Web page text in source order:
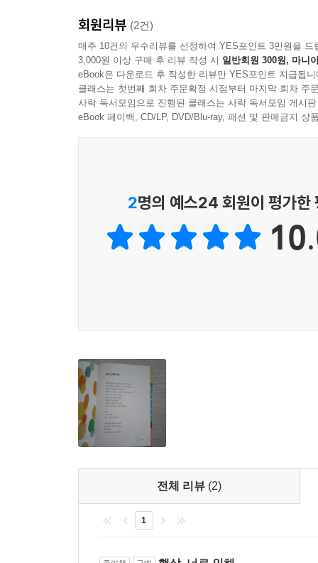
즐거운 다툼을 할지도”(「인생」) 모른다.
회원리뷰 (2건)
매주 10건의 우수리뷰를 선정하여 YES포인트 3만원을 드
3,000원 이상 구매 후 리뷰 작성 시 일반회원 300원, 마니
eBook은 다운로드 후 작성한 리뷰만 YES포인트 지급됩니
클래스는 첫번째 회차 주문확정 시점부터 마지막 회차 주
사락 독서모임으로 진행된 클래스는 사락 독서모임 게시
eBook 페이백, CD/LP, DVD/Blu-ray, 패션 및 판매금지 상
2명의 예스24 회원이 평가한
전체 리뷰 (2)
1